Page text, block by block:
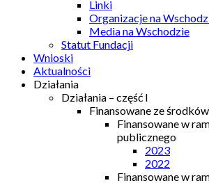
Linki
Organizacje na
Media na Wschodzie
Statut Fundacji
Wnioski
Aktualności
Działania
Działania – część I
Finansowane ze
Finansowane w
publicznego
2023
2022
Finansowane w